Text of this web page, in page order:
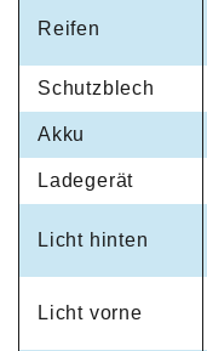
Reifen
Schutzblech
Akku
Ladegerät
Licht hinten
Licht vorne